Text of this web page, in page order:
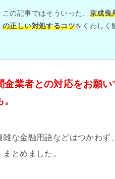
この記事ではそういった、 京成曳
の正しい対処するコツをくわしく
金業者との対応をお願
。
雑な金融用語などはつかわず
まとめました。